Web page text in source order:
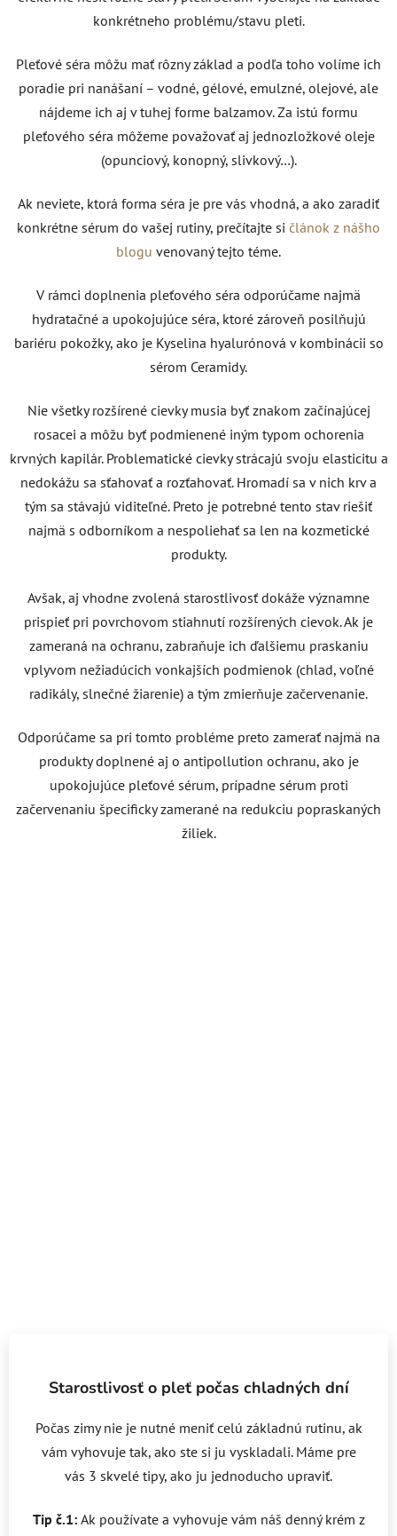
konkrétneho problému/stavu pleti.
Pleťové séra môžu mať rôzny základ a podľa toho volíme ich
poradie pri nanášaní – vodné, gélové, emulzné, olejové, ale
nájdeme ich aj v tuhej forme balzamov. Za istú formu
pleťového séra môžeme považovať aj jednozložkové oleje
(opunciový, konopný, slivkový…).
Ak neviete, ktorá forma séra je pre vás vhodná, a ako zaradiť
konkrétne sérum do vašej rutiny, prečítajte si článok z nášho
blogu venovaný tejto téme.
V rámci doplnenia pleťového séra odporúčame najmä
hydratačné a upokojujúce séra, ktoré zároveň posilňujú
bariéru pokožky, ako je Kyselina hyalurónová v kombinácii so
sérom Ceramidy.
Nie všetky rozšírené cievky musia byť znakom začínajúcej
rosacei a môžu byť podmienené iným typom ochorenia
krvných kapilár. Problematické cievky strácajú svoju elasticitu a
nedokážu sa sťahovať a rozťahovať. Hromadí sa v nich krv a
tým sa stávajú viditeľné. Preto je potrebné tento stav riešiť
najmä s odborníkom a nespoliehať sa len na kozmetické
produkty.
Avšak, aj vhodne zvolená starostlivosť dokáže významne
prispieť pri povrchovom stiahnutí rozšírených cievok. Ak je
zameraná na ochranu, zabraňuje ich ďalšiemu praskaniu
vplyvom nežiadúcich vonkajších podmienok (chlad, voľné
radikály, slnečné žiarenie) a tým zmierňuje začervenanie.
Odporúčame sa pri tomto probléme preto zamerať najmä na
produkty doplnené aj o antipollution ochranu, ako je
upokojujúce pleťové sérum, prípadne sérum proti
začervenaniu špecificky zamerané na redukciu popraskaných
žiliek.
Starostlivosť o pleť počas chladných dní
Počas zimy nie je nutné meniť celú základnú rutinu, ak
vám vyhovuje tak, ako ste si ju vyskladali. Máme pre
vás 3 skvelé tipy, ako ju jednoducho upraviť.
Tip č.1: Ak používate a vyhovuje vám náš denný krém z